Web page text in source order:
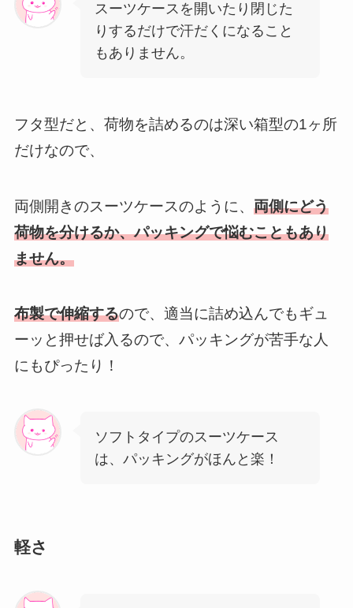
スーツケースを開いたり閉じた
りするだけで汗だくになること
もありません。
フタ型だと、荷物を詰めるのは深い箱型の1ヶ所
だけなので、
両側開きのスーツケースのように、 両側にどう
荷物を分けるか、パッキングで悩むこともあり
ません。
布製で伸縮するので、適当に詰め込んでもギュ
ーッと押せば入るので、パッキングが苦手な人
にもぴったり！
ソフトタイプのスーツケース
は、パッキングがほんと楽！
軽さ